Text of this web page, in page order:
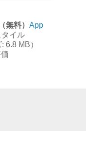
無料） App
タイル
: 6.8 MB）